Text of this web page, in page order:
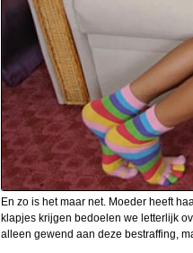
En zo is het maar net. Moeder heeft
klapjes krijgen bedoelen we letterlijk
alleen gewend aan deze bestraffing,